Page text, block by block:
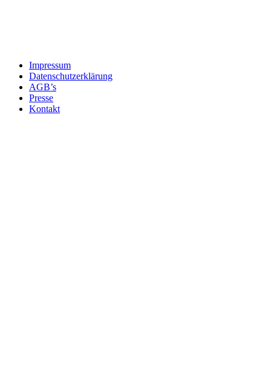
Impressum
Datenschutzerklärung
AGB’s
Presse
Kontakt